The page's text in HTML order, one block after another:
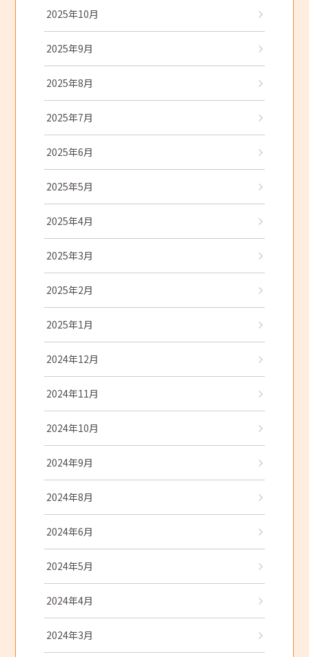
2025年10月
2025年9月
2025年8月
2025年7月
2025年6月
2025年5月
2025年4月
2025年3月
2025年2月
2025年1月
2024年12月
2024年11月
2024年10月
2024年9月
2024年8月
2024年6月
2024年5月
2024年4月
2024年3月